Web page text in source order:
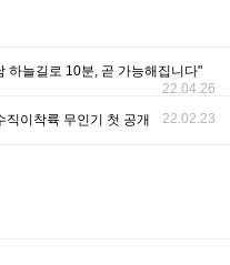
하늘길로 10분, 곧 가능해집니다"
22.04.26
이착륙 무인기 첫 공개 22.02.23